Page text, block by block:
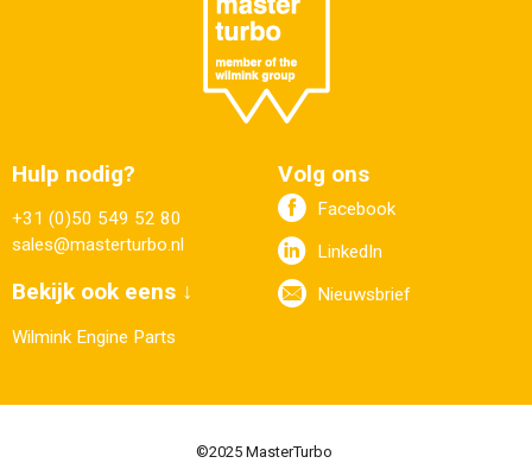
Hulp nodig?
+31 (0)50 549 52 80
sales@masterturbo.nl
Bekijk ook eens ↓
Wilmink Engine Parts
Volg ons
Facebook
LinkedIn
Nieuwsbrief
©2025 MasterTurbo